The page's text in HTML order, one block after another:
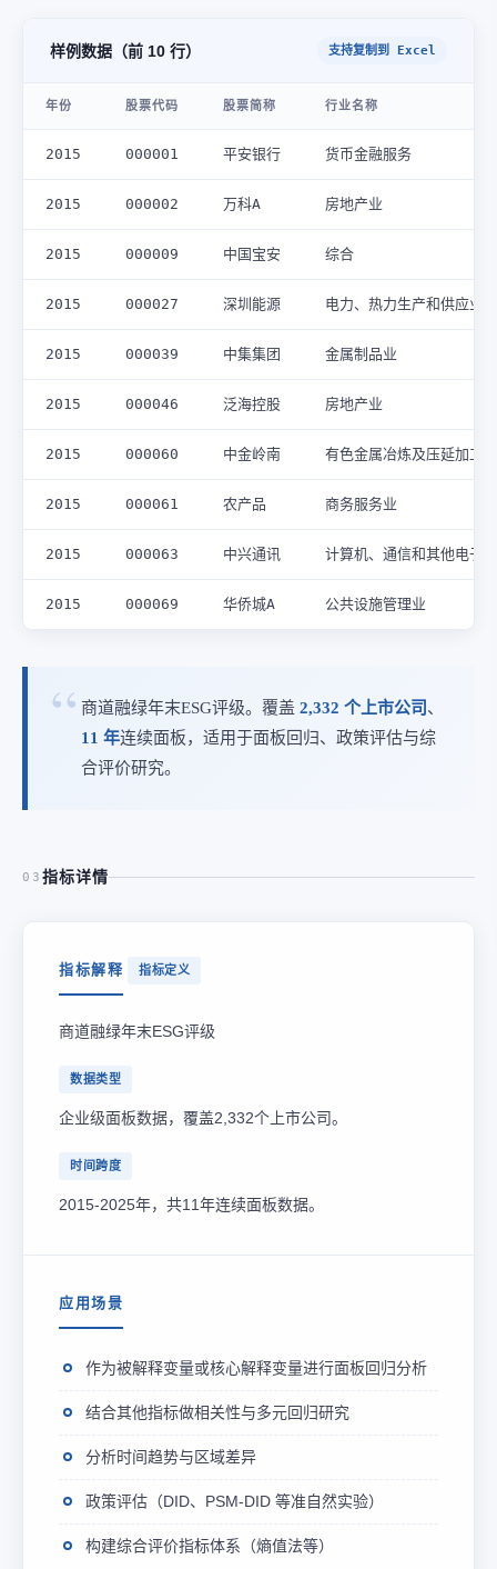
样例数据（前 10 行） 支持复制到 Excel
年份 股票代码 股票简称 行业名称
2015 000001 平安银行 货币金融服务
2015 000002 万科A 房地产业
2015 000009 中国宝安 综合
2015 000027 深圳能源 电力、热力生产和供应业
2015 000039 中集集团 金属制品业
2015 000046 泛海控股 房地产业
2015 000060 中金岭南 有色金属冶炼及压延加工业
2015 000061 农产品 商务服务业
2015 000063 中兴通讯 计算机、通信和其他电子
2015 000069 华侨城A 公共设施管理业
商道融绿年末ESG评级。覆盖 2,332 个上市公司 、
11 年连续面板，适用于面板回归、政策评估与综
合评价研究。
03 指标详情
指标解释 指标定义
商道融绿年末ESG评级
数据类型
企业级面板数据，覆盖2,332个上市公司。
时间跨度
2015-2025年，共11年连续面板数据。
应用场景
作为被解释变量或核心解释变量进行面板回归分析
结合其他指标做相关性与多元回归研究
分析时间趋势与区域差异
政策评估（DID、PSM-DID 等准自然实验）
构建综合评价指标体系（熵值法等）